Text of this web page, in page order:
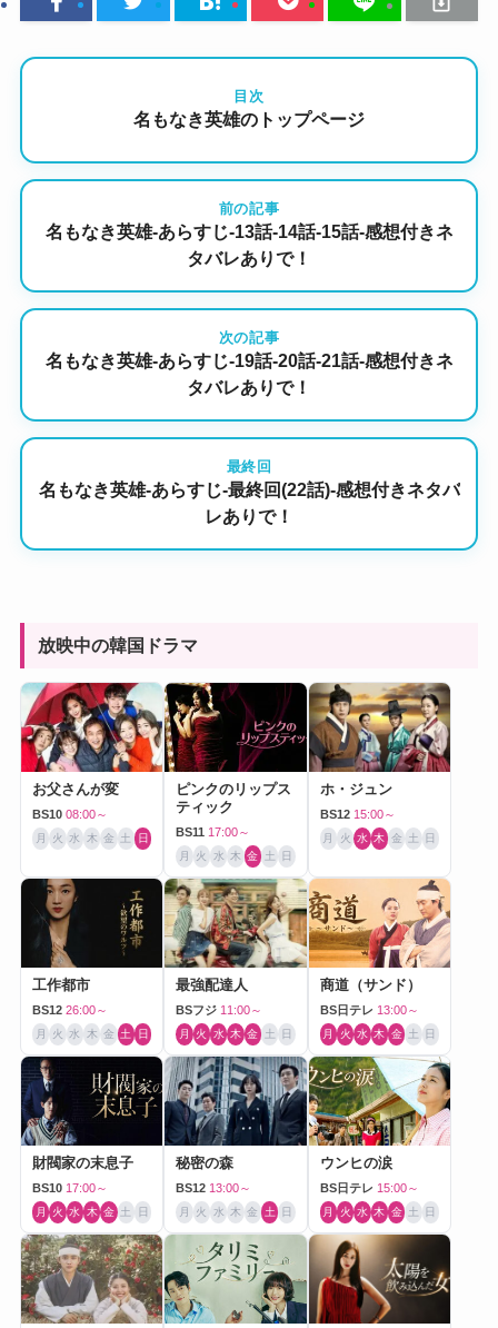
目次
名もなき英雄のトップページ
前の記事
名もなき英雄-あらすじ-13話-14話-15話-感想付きネ
タバレありで！
次の記事
名もなき英雄-あらすじ-19話-20話-21話-感想付きネ
タバレありで！
最終回
名もなき英雄-あらすじ-最終回(22話)-感想付きネタバ
レありで！
放映中の韓国ドラマ
お父さんが変
BS10 08:00～
月 火 水 木 金 土 日
ピンクのリップス
ティック
BS11 17:00～
月 火 水 木 金 土 日
ホ・ジュン
BS12 15:00～
月 火 水 木 金 土 日
工作都市
BS12 26:00～
月 火 水 木 金 土 日
最強配達人
BSフジ 11:00～
月 火 水 木 金 土 日
商道（サンド）
BS日テレ 13:00～
月 火 水 木 金 土 日
財閥家の末息子
BS10 17:00～
月 火 水 木 金 土 日
秘密の森
BS12 13:00～
月 火 水 木 金 土 日
ウンヒの涙
BS日テレ 15:00～
月 火 水 木 金 土 日